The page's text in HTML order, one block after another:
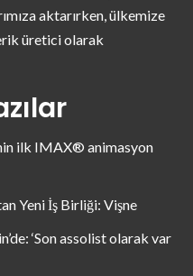
aktarırken, ülkemize
üretici olarak
ilk IMAX® animasyon
Yeni İş Birliği: Vişne
‘Son assolist olarak var